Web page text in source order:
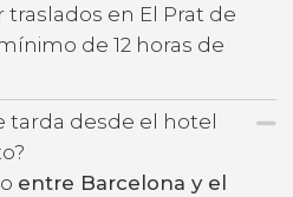
traslados en El Prat de
de 12 horas de
tarda desde el hotel
entre Barcelona y el